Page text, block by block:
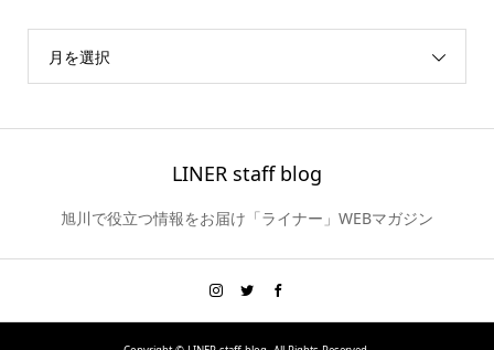
月を選択
LINER staff blog
旭川で役立つ情報をお届け「ライナー」WEBマガジン